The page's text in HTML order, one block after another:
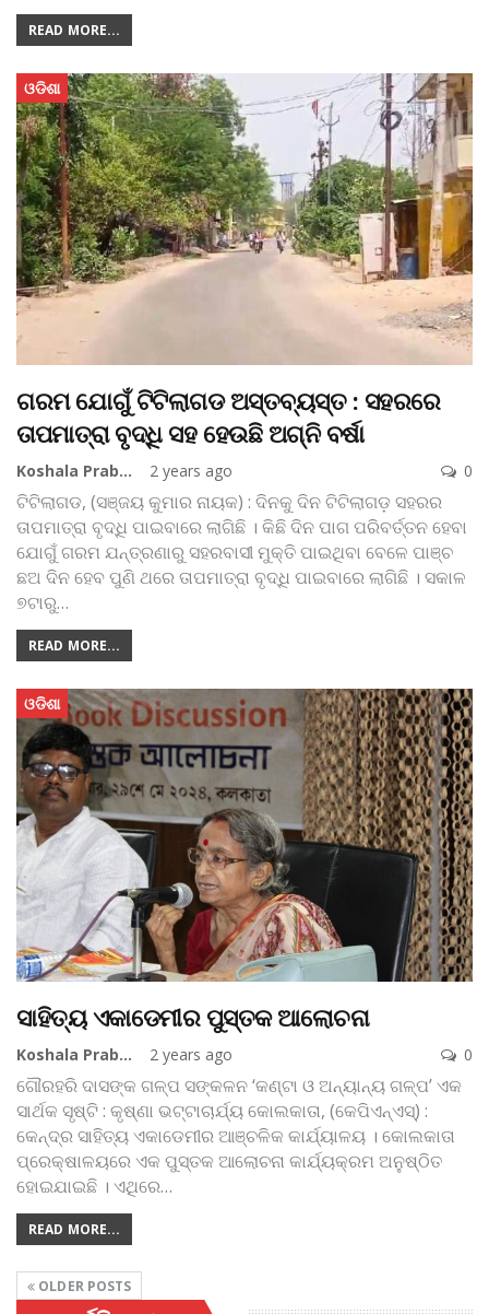
READ MORE...
ଓଡିଶା
ଗରମ ଯୋଗୁଁ ଟିଟିଲାଗଡ ଅସ୍ତବ୍ୟସ୍ତ : ସହରରେ
ତାପମାତ୍ରା ବୃଦ୍ଧି ସହ ହେଉଛି ଅଗ୍ନି ବର୍ଷା
Koshala Prabaha 2 years ago 0
ଟିଟିଲାଗଡ, (ସଞ୍ଜୟ କୁମାର ନାୟକ) : ଦିନକୁ ଦିନ ଟିଟିଲାଗଡ଼ ସହରର
ତାପମାତ୍ରା ବୃଦ୍ଧି ପାଇବାରେ ଲାଗିଛି । କିଛି ଦିନ ପାଗ ପରିବର୍ତ୍ତନ ହେବା
ଯୋଗୁଁ ଗରମ ଯନ୍ତ୍ରଣାରୁ ସହରବାସୀ ମୁକ୍ତି ପାଇଥିବା ବେଳେ ପାଞ୍ଚ
ଛଅ ଦିନ ହେବ ପୁଣି ଥରେ ତାପମାତ୍ରା ବୃଦ୍ଧି ପାଇବାରେ ଲାଗିଛି । ସକାଳ
୭ଟାରୁ…
READ MORE...
ଓଡିଶା
ସାହିତ୍ୟ ଏକାଡେମୀର ପୁସ୍ତକ ଆଲୋଚନା
Koshala Prabaha 2 years ago 0
ଗୌରହରି ଦାସଙ୍କ ଗଳ୍ପ ସଙ୍କଳନ ‘କଣ୍ଟା ଓ ଅନ୍ୟାନ୍ୟ ଗଳ୍ପ’ ଏକ
ସାର୍ଥକ ସୃଷ୍ଟି : କୃଷ୍ଣା ଭଟ୍ଟାଚାର୍ଯ୍ୟକୋଲକାତା, (କେପିଏନ୍‌ଏସ୍‌) :
କେନ୍ଦ୍ର ସାହିତ୍ୟ ଏକାଡେମୀର ଆଞ୍ଚଳିକ କାର୍ଯ୍ୟାଳୟ । କୋଲକାତା
ପ୍ରେକ୍ଷାଳୟରେ ଏକ ପୁସ୍ତକ ଆଲୋଚନା କାର୍ଯ୍ୟକ୍ରମ ଅନୁଷ୍ଠିତ
ହୋଇଯାଇଛି । ଏଥିରେ…
READ MORE...
OLDER POSTS